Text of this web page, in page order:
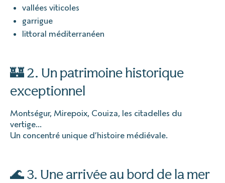
vallées viticoles
garrigue
littoral méditerranéen
🏰 2. Un patrimoine historique
exceptionnel
Montségur, Mirepoix, Couiza, les citadelles du
vertige…
Un concentré unique d’histoire médiévale.
🌊 3. Une arrivée au bord de la mer